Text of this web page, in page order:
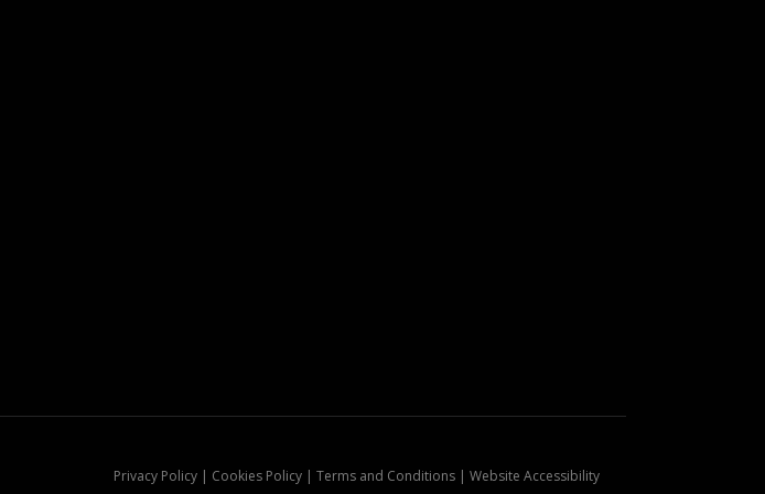
Privacy Policy | Cookies Policy | Terms and Conditions | Website Accessibility